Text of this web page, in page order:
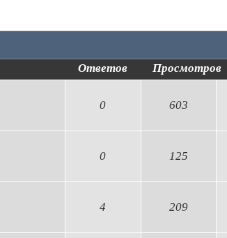
Ответов Просмотров
0 603
0 125
4 209